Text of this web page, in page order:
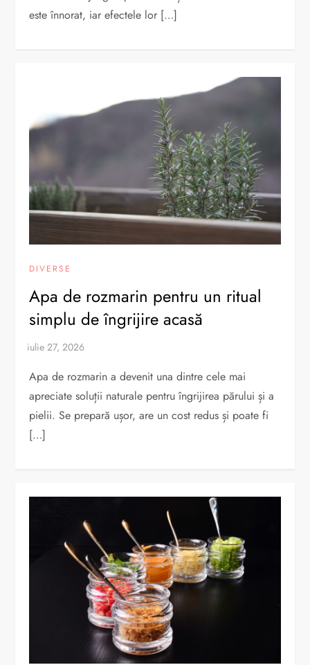
este înnorat, iar efectele lor […]
DIVERSE
Apa de rozmarin pentru un ritual
simplu de îngrijire acasă
Apa de rozmarin a devenit una dintre cele mai
apreciate soluții naturale pentru îngrijirea părului și a
pielii. Se prepară ușor, are un cost redus și poate fi
[…]